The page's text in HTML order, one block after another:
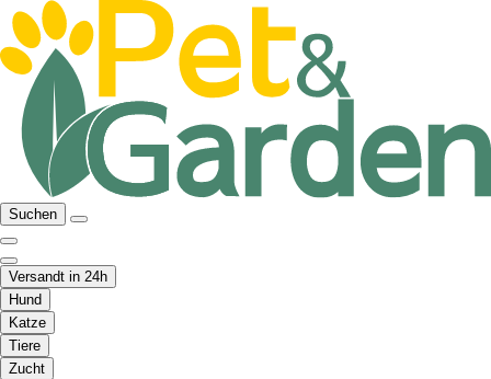
Suchen
Versandt in 24h
Hund
Katze
Tiere
Zucht